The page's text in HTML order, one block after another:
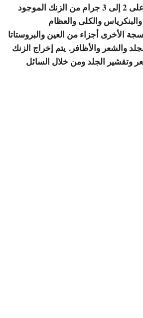
يحتوي جسم الإنسان على 2 إلى 3 جرام من الزنك الموجود
والكلى والعظام
الأخرى أجزاء من العين والبروستاتا
والشعر والأظافر. يتم إخراج الزنك
وتقشير الجلد ومن خلال السائل